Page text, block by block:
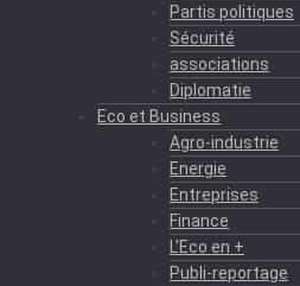
Partis politiques
Sécurité
associations
Diplomatie
Eco et Business
Agro-industrie
Energie
Entreprises
Finance
L’Eco en +
Publi-reportage